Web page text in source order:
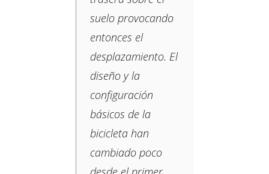
suelo provocando
entonces el
desplazamiento. El
diseño y la
configuración
básicos de la
bicicleta han
cambiado poco